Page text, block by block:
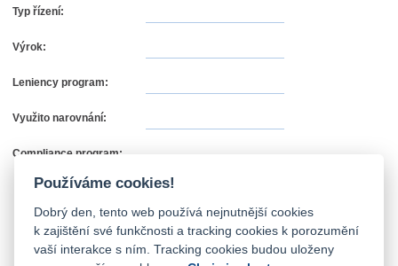
Typ řízení:
Výrok:
Leniency program:
Využito narovnání:
Compliance program:
Používáme cookies!
Dobrý den, tento web používá nejnutnější cookies
k zajištění své funkčnosti a tracking cookies k porozumění
vaší interakce s ním. Tracking cookies budou uloženy